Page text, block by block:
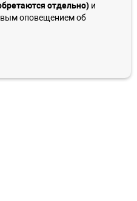
отдельно) и
оповещением об